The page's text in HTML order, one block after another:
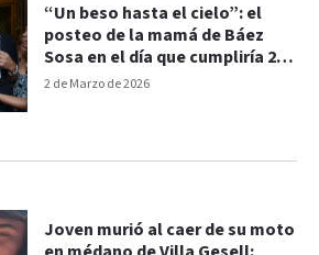
2 de Marzo de 2026
“Un beso hasta el cielo”: el
posteo de la mamá de Báez
Sosa en el día que cumpliría 25
años
Joven murió al caer de su moto